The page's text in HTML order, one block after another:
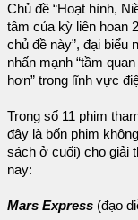
Chủ đề “Hoạt hình,
tâm của kỳ liên hoan
chủ đề này”, đại biểu
nhấn mạnh “tầm
hơn” trong lĩnh vực
Trong số 11 phim
đây là bốn phim
sách ở cuối) cho giải
nay:
Mars Express (đạo